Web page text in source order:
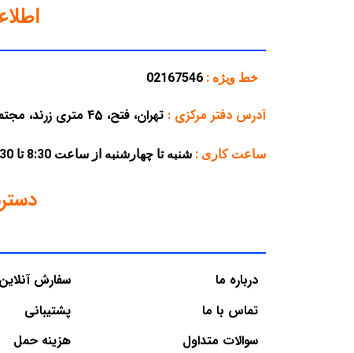
خط ویژه : 02167546
آدرس دفتر مرکزی : تهران، فتح، 45 متری زرند، مجتمع تجاری پارسه، پلاک 38
ساعت کاری : شنبه تا چهارشنبه از ساعت 8:30 تا 16:30 – پنجشنبه از ساعت 8:30 تا 12:30
درباره ما
تماس با ما
سوالات متداول
سفارش آنلاین
پشتیبانی
هزینه حمل